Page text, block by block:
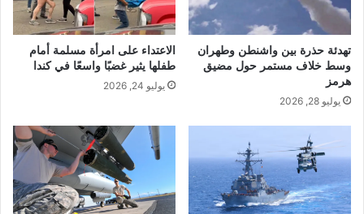
تهدئة حذرة بين واشنطن وطهران
وسط خلاف مستمر حول مضيق
هرمز
يوليو 28, 2026
الاعتداء على امرأة مسلمة أمام
طفلها يثير غضبًا واسعًا في كندا
يوليو 24, 2026